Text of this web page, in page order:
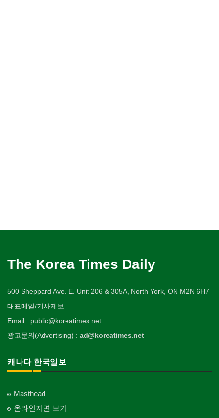
The Korea Times Daily
500 Sheppard Ave. E. Unit 206 & 305A, North York, ON M2N 6H7
대표메일/기사제보
Email : public@koreatimes.net
광고문의(Advertising) : ad@koreatimes.net
캐나다 한국일보
Masthead
온라인지면 보기